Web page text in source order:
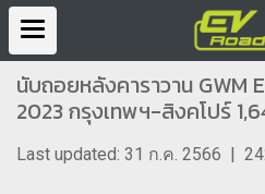
นับถอยหลังคาราวาน GWM
2023 กรุงเทพฯ-สิงคโปร์
Last updated: 31 ก.ค. 2566 |